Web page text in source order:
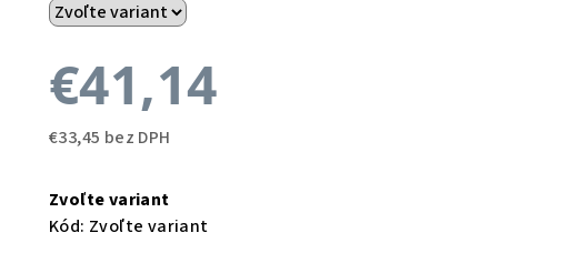
€41,14
€33,45 bez DPH
cena:
Zvoľte variant
Kód: Zvoľte variant